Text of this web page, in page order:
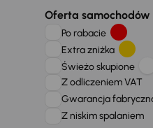
Oferta samochodów
Po rabacie
Extra zniżka
Świeżo skupione
Z odliczeniem VAT
Gwarancja
Z niskim spalaniem